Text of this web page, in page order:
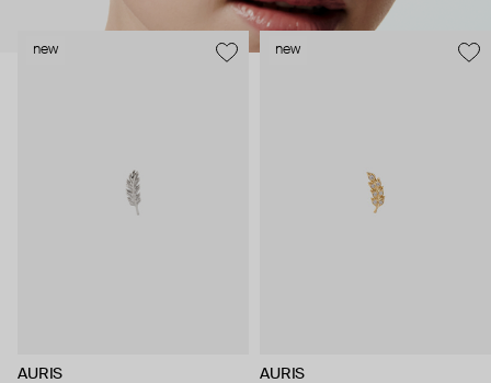
new
AURIS
new
AURIS